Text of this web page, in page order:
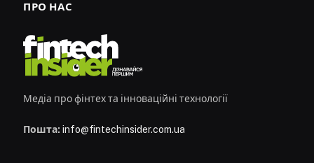
ПРО НАС
Медіа про фінтех та інноваційні технології
Пошта: info@fintechinsider.com.ua